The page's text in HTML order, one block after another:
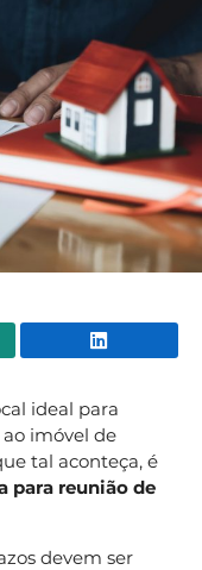
WhatsApp
ideal para
imóvel de
tal aconteça, é
para reunião de
devem ser